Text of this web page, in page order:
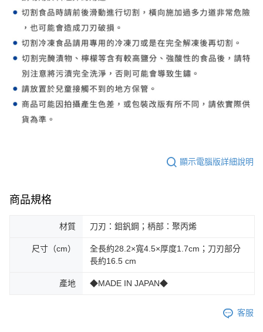
顯示電腦版詳細說明
商品規格
材質 刀刃：鉬釩鋼；柄部：聚丙烯
尺寸（cm）
全長約28.2×寬4.5×厚度1.7cm；刀刃部分
長約16.5 cm
產地 ◆MADE IN JAPAN◆
客服